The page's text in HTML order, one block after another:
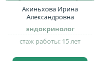
Акиньхова Ирина
Александровна
эндокринолог
стаж работы: 15 лет